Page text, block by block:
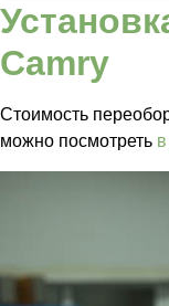
Camry
Стоимость
можно посмотреть